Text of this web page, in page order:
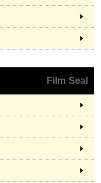
Film Seal